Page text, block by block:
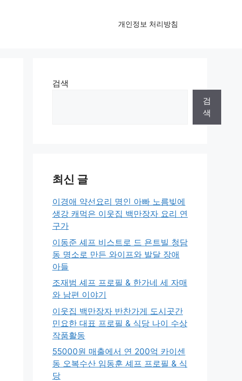
개인정보 처리방침
검색
검
색
최신 글
이경애 약선요리 명인 아빠 노름빚에
생강 캐먹은 이웃집 백만장자 요리 연
구가
이동준 셰프 비스트로 드 욘트빌 청담
동 명소로 만든 와이프와 발달 장애
아들
조재범 셰프 프로필 & 한가네 세 자매
와 남편 이야기
이웃집 백만장자 반찬가게 도시곳간
민요한 대표 프로필 & 식당 나이 수상
작품활동
55000원 매출에서 연 200억 카이센
동 오복수산 임동훈 셰프 프로필 & 식
당